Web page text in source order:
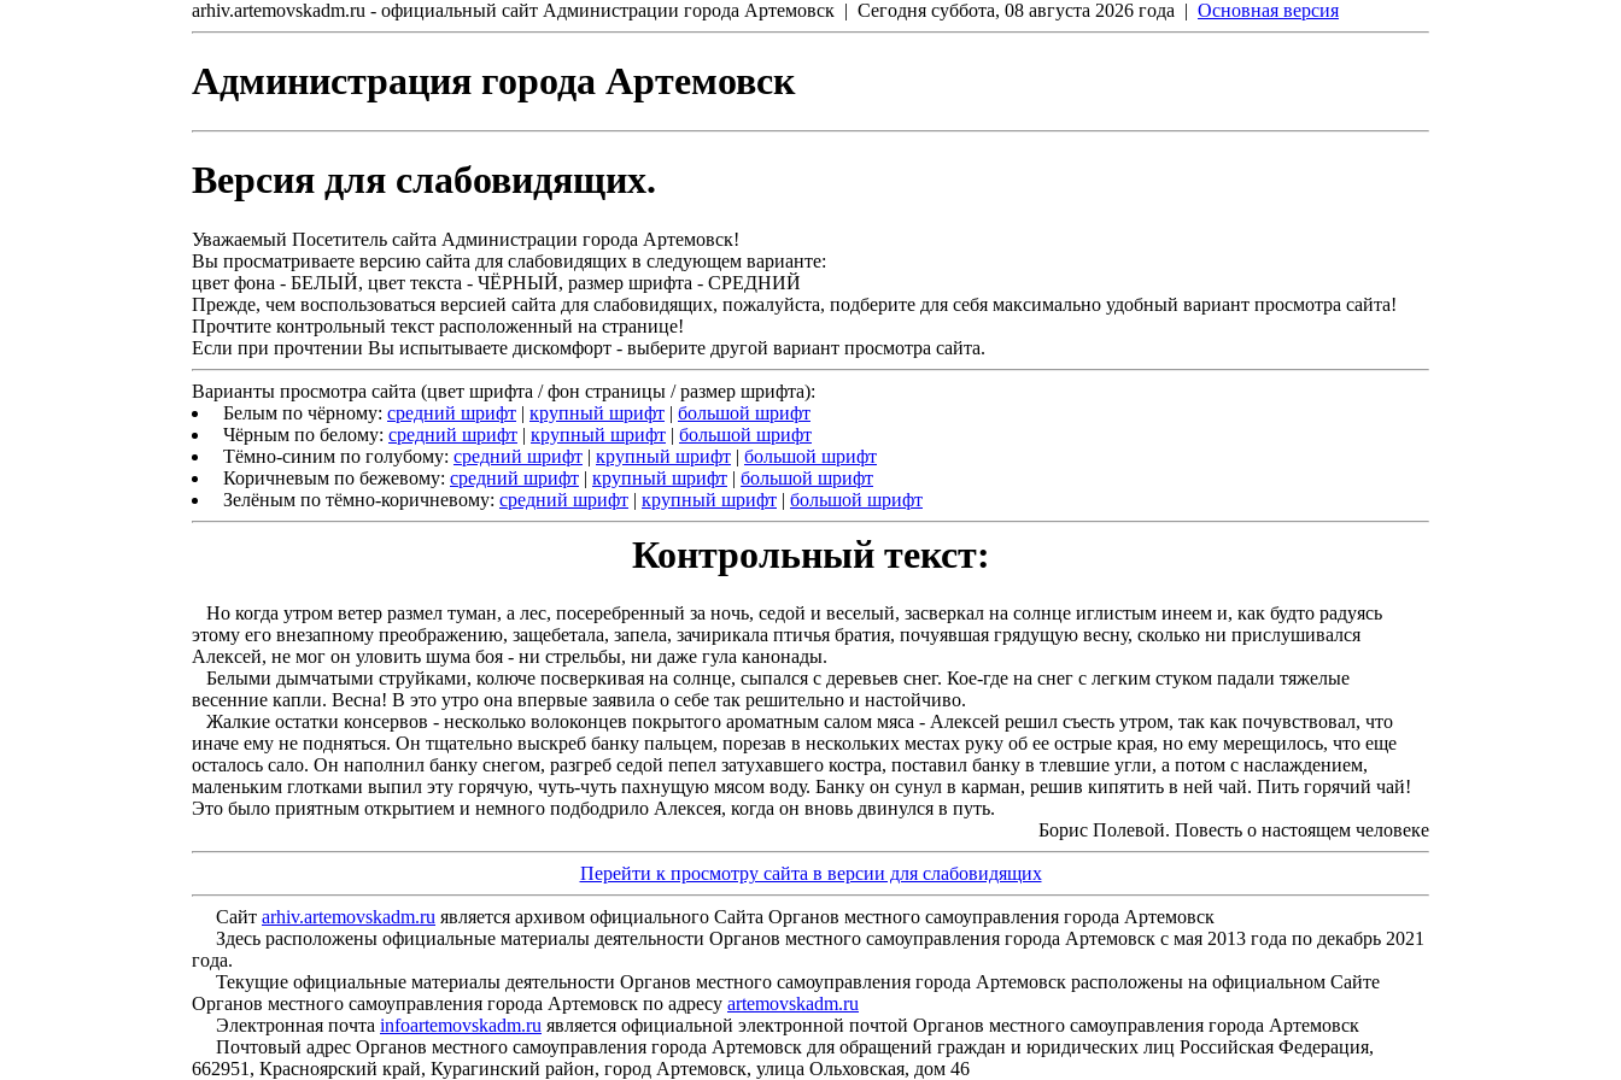
arhiv.artemovskadm.ru - официальный сайт Администрации города Артемовск | Сегодня суббота, 08 августа 2026 года | Основная версия
Администрация города Артемовск
Версия для слабовидящих.
Уважаемый Посетитель сайта Администрации города Артемовск!
Вы просматриваете версию сайта для слабовидящих в следующем варианте:
цвет фона - БЕЛЫЙ, цвет текста - ЧЁРНЫЙ, размер шрифта - СРЕДНИЙ
Прежде, чем воспользоваться версией сайта для слабовидящих, пожалуйста, подберите для себя максимально удобный вариант просмотра сайта!
Прочтите контрольный текст расположенный на странице!
Если при прочтении Вы испытываете дискомфорт - выберите другой вариант просмотра сайта.
Варианты просмотра сайта (цвет шрифта / фон страницы / размер шрифта):
Белым по чёрному: средний шрифт | крупный шрифт | большой шрифт
Чёрным по белому: средний шрифт | крупный шрифт | большой шрифт
Тёмно-синим по голубому: средний шрифт | крупный шрифт | большой шрифт
Коричневым по бежевому: средний шрифт | крупный шрифт | большой шрифт
Зелёным по тёмно-коричневому: средний шрифт | крупный шрифт | большой шрифт
Контрольный текст:
Но когда утром ветер размел туман, а лес, посеребренный за ночь, седой и веселый, засверкал на солнце иглистым инеем и, как будто радуясь
этому его внезапному преображению, защебетала, запела, зачирикала птичья братия, почуявшая грядущую весну, сколько ни прислушивался
Алексей, не мог он уловить шума боя - ни стрельбы, ни даже гула канонады.
Белыми дымчатыми струйками, колюче посверкивая на солнце, сыпался с деревьев снег. Кое-где на снег с легким стуком падали тяжелые
весенние капли. Весна! В это утро она впервые заявила о себе так решительно и настойчиво.
Жалкие остатки консервов - несколько волоконцев покрытого ароматным салом мяса - Алексей решил съесть утром, так как почувствовал, что
иначе ему не подняться. Он тщательно выскреб банку пальцем, порезав в нескольких местах руку об ее острые края, но ему мерещилось, что еще
осталось сало. Он наполнил банку снегом, разгреб седой пепел затухавшего костра, поставил банку в тлевшие угли, а потом с наслаждением,
маленьким глотками выпил эту горячую, чуть-чуть пахнущую мясом воду. Банку он сунул в карман, решив кипятить в ней чай. Пить горячий чай!
Это было приятным открытием и немного подбодрило Алексея, когда он вновь двинулся в путь.
Борис Полевой. Повесть о настоящем человеке
Перейти к просмотру сайта в версии для слабовидящих
Сайт arhiv.artemovskadm.ru является архивом официального Сайта Органов местного самоуправления города Артемовск
Здесь расположены официальные материалы деятельности Органов местного самоуправления города Артемовск с мая 2013 года по декабрь 2021
года.
Текущие официальные материалы деятельности Органов местного самоуправления города Артемовск расположены на официальном Сайте
Органов местного самоуправления города Артемовск по адресу artemovskadm.ru
Электронная почта infoartemovskadm.ru является официальной электронной почтой Органов местного самоуправления города Артемовск
Почтовый адрес Органов местного самоуправления города Артемовск для обращений граждан и юридических лиц Российская Федерация,
662951, Красноярский край, Курагинский район, город Артемовск, улица Ольховская, дом 46